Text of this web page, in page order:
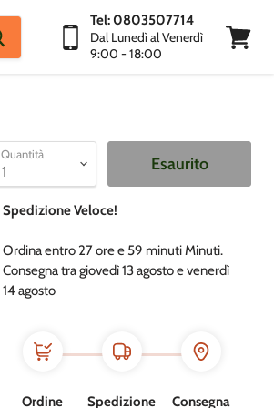
Tel: 0803507714
Dal Lunedì al Venerdì
9:00 - 18:00
Quantità Esaurito
Spedizione Veloce!
Ordina entro 27 ore e 59 minutiMinuti.
Consegna tra giovedì 13 agosto e venerdì
14 agosto
Ordine Spedizione Consegna